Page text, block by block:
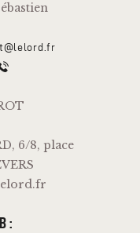
6/8, place
: